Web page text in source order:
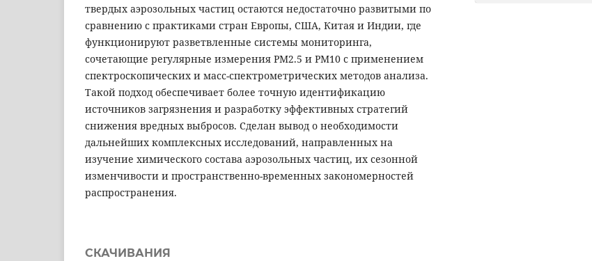
твердых аэрозольных частиц остаются недостаточно развитыми по
сравнению с практиками стран Европы, США, Китая и Индии, где
функционируют разветвленные системы мониторинга,
сочетающие регулярные измерения PM2.5 и PM10 с применением
спектроскопических и масс-спектрометрических методов анализа.
Такой подход обеспечивает более точную идентификацию
источников загрязнения и разработку эффективных стратегий
снижения вредных выбросов. Сделан вывод о необходимости
дальнейших комплексных исследований, направленных на
изучение химического состава аэрозольных частиц, их сезонной
изменчивости и пространственно-временных закономерностей
распространения.
СКАЧИВАНИЯ